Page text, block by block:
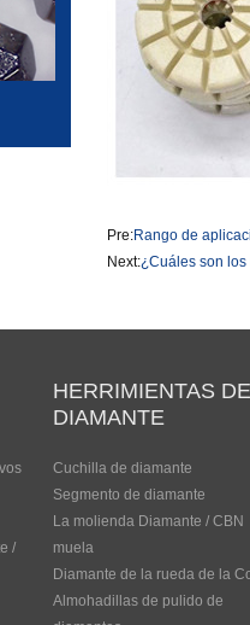
Pre:Rango de
Next:¿Cuáles son
/
HERRIMIENTAS DE
DIAMANTE
Cuchilla de diamante
Segmento de diamante
La molienda Diamante / CBN
muela
Diamante de la rueda de la
Almohadillas de pulido de